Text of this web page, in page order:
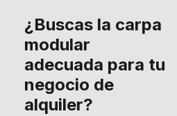
¿Buscas la carpa
modular
adecuada para tu
negocio de
alquiler?